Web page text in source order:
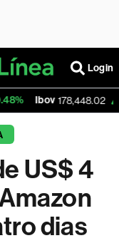
Login
178,448.02 +0.31%
US$ 4
dias